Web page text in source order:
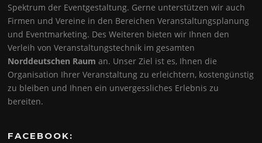
Spektrum der Eventgestaltung. Gerne unterstützen wir auch
Firmen und Vereine in den Bereichen Veranstaltungsplanung
und Eventmarketing. Des Weiteren bieten wir Ihnen den
Verleih von Veranstaltungstechnik im gesamten
Norddeutschen Raum an. Unser Ziel ist es, Ihnen die
Organisation Ihrer Veranstaltung zu erleichtern, kostengünstig
zu bleiben und Ihnen ein unvergessliches Erlebnis zu
bereiten.
FACEBOOK: